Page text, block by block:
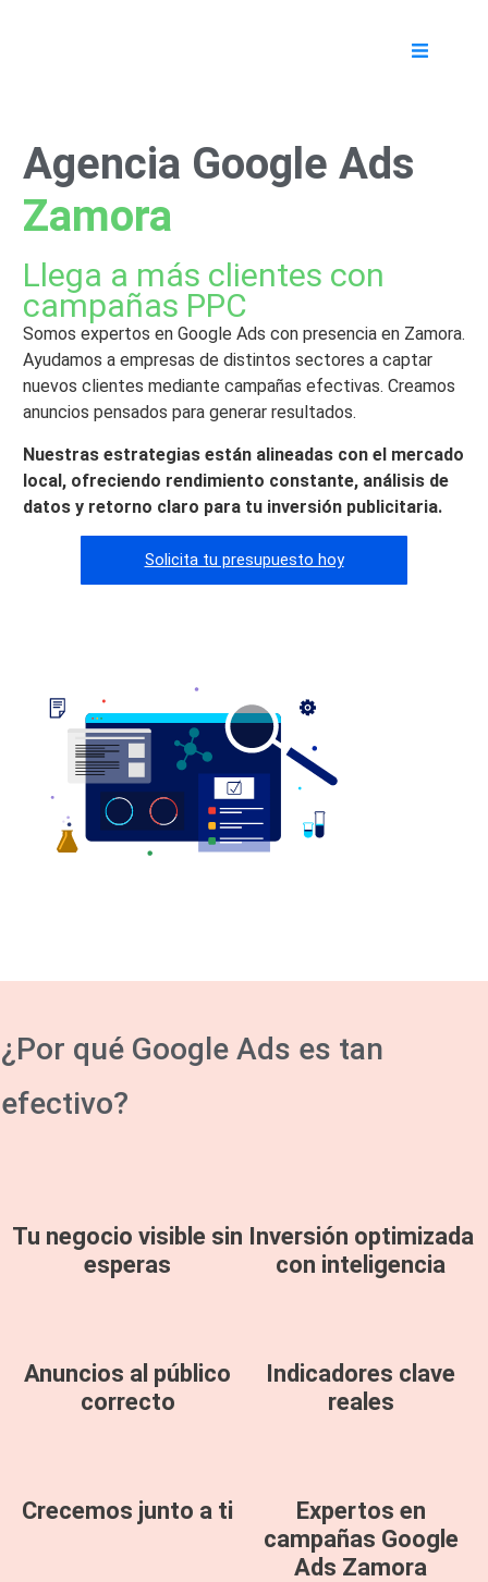
Agencia Google Ads
Zamora
Llega a más clientes con
campañas PPC
Somos expertos en Google Ads con presencia en Zamora.
Ayudamos a empresas de distintos sectores a captar
nuevos clientes mediante campañas efectivas. Creamos
anuncios pensados para generar resultados.
Nuestras estrategias están alineadas con el mercado
local, ofreciendo rendimiento constante, análisis de
datos y retorno claro para tu inversión publicitaria.
Solicita tu presupuesto hoy
¿Por qué Google Ads es tan
efectivo?
Tu negocio visible sin
esperas
Inversión optimizada
con inteligencia
Anuncios al público
correcto
Indicadores clave
reales
Crecemos junto a ti
Expertos en
campañas Google
Ads Zamora